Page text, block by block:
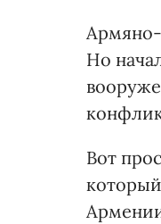
Армяно-
Но
Вот